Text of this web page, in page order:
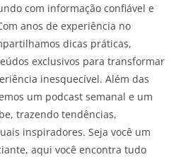
com informação confiável e
anos de experiência no
dicas práticas,
exclusivos para transformar
inesquecível. Além das
um podcast semanal e um
trazendo tendências,
inspiradores. Seja você um
aqui você encontra tudo